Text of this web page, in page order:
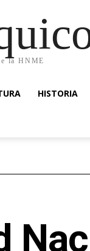
la HNME
HISTORIA